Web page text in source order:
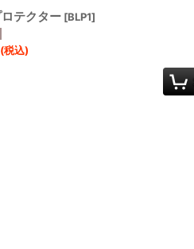
テクター [BLP1]
(税込)